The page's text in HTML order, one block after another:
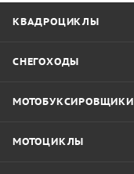
КВАДРОЦИКЛЫ
СНЕГОХОДЫ
МОТОБУКСИРОВЩИКИ
МОТОЦИКЛЫ